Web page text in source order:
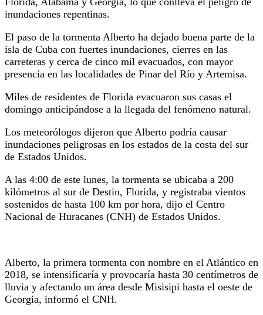
inundaciones repentinas.
El paso de la tormenta Alberto ha dejado buena parte de la
isla de Cuba con fuertes inundaciones, cierres en las
carreteras y cerca de cinco mil evacuados, con mayor
presencia en las localidades de Pinar del Río y Artemisa.
Miles de residentes de Florida evacuaron sus casas el
domingo anticipándose a la llegada del fenómeno natural.
Los meteorólogos dijeron que Alberto podría causar
inundaciones peligrosas en los estados de la costa del sur
de Estados Unidos.
A las 4:00 de este lunes, la tormenta se ubicaba a 200
kilómetros al sur de Destin, Florida, y registraba vientos
sostenidos de hasta 100 km por hora, dijo el Centro
Nacional de Huracanes (CNH) de Estados Unidos.
Alberto, la primera tormenta con nombre en el Atlántico en
2018, se intensificaría y provocaría hasta 30 centímetros de
lluvia y afectando un área desde Misisipi hasta el oeste de
Georgia, informó el CNH.